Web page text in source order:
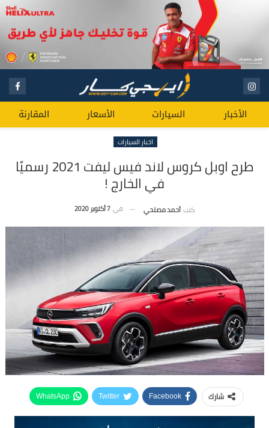
الأخبار السيارات الأسعار المقارنة
اخبار السيارات
طرح اوبل كروس لاند فيس ليفت 2021 رسميًا
في الخارج !
كتب أحمد مصلحي في 7 أكتوبر 2020
شارك Facebook
Twitter
WhatsApp